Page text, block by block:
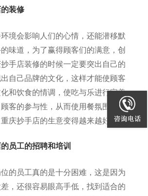
装修
境会影响人们的心情，还能潜移默
味道，为了赢得顾客们的满意，创
手店装修的时候一定要突出自己的
自己品牌的文化，这样才能使顾客
和饮食的情调，使吃与乐进行完美
客的参与性，从而使用餐氛围变得
庆抄手店的生意变得越来越好了。
员工的招聘和培训
的员工真的是十分困难，这是因为
，还很容易眼高手低，找到适合的